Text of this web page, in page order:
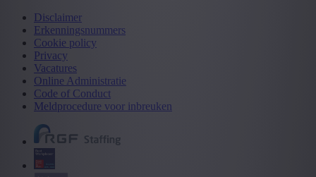
Disclaimer
Erkenningsnummers
Cookie policy
Privacy
Vacatures
Online Administratie
Code of Conduct
Meldprocedure voor inbreuken